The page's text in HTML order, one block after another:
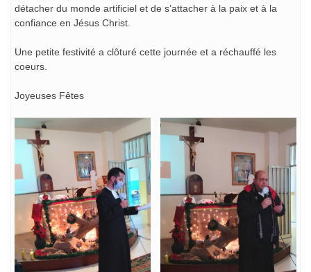
détacher du monde artificiel et de s’attacher à la paix et à la
confiance en Jésus Christ.
Une petite festivité a clôturé cette journée et a réchauffé les
coeurs.
Joyeuses Fêtes